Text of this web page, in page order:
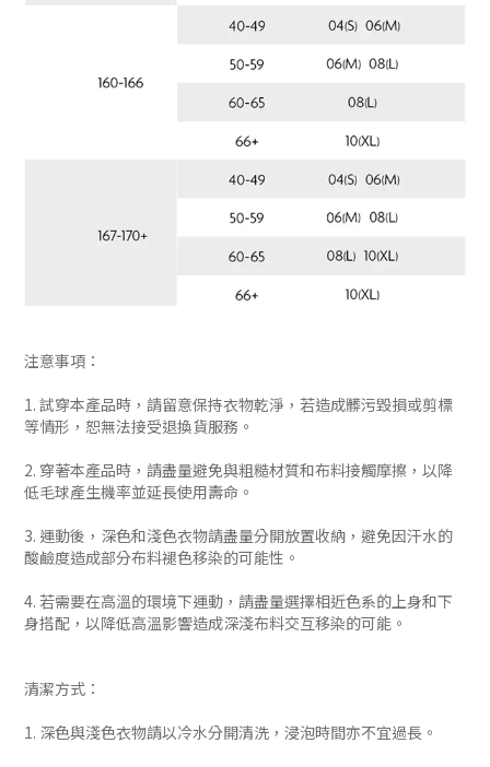
注意事項：
1. 試穿本產品時，請留意保持衣物乾淨，若造成髒污毀損或剪標
等情形，恕無法接受退換貨服務。
2. 穿著本產品時，請盡量避免與粗糙材質和布料接觸摩擦，以降
低毛球產生機率並延長使用壽命。
3. 運動後，深色和淺色衣物請盡量分開放置收納，避免因汗水的
酸鹼度造成部分布料褪色移染的可能性。
4. 若需要在高溫的環境下運動，請盡量選擇相近色系的上身和下
身搭配，以降低高溫影響造成深淺布料交互移染的可能。
清潔方式：
1. 深色與淺色衣物請以冷水分開清洗，浸泡時間亦不宜過長。